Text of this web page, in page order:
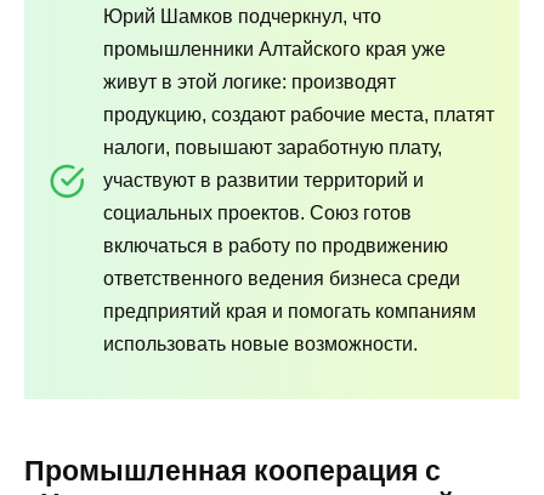
Юрий Шамков подчеркнул, что
промышленники Алтайского края уже
живут в этой логике: производят
продукцию, создают рабочие места, платят
налоги, повышают заработную плату,
участвуют в развитии территорий и
социальных проектов. Союз готов
включаться в работу по продвижению
ответственного ведения бизнеса среди
предприятий края и помогать компаниям
использовать новые возможности.
Промышленная кооперация с